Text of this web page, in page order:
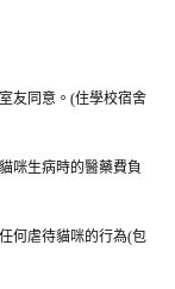
友同意。 (住學校宿舍
咪生病時的醫藥費負
何虐待貓咪的行為(包